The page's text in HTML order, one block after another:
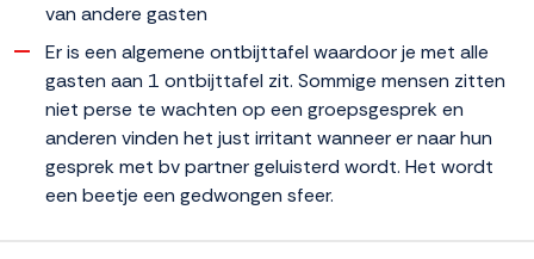
van andere gasten
Er is een algemene ontbijttafel waardoor je met alle
gasten aan 1 ontbijttafel zit. Sommige mensen zitten
niet perse te wachten op een groepsgesprek en
anderen vinden het just irritant wanneer er naar hun
gesprek met bv partner geluisterd wordt. Het wordt
een beetje een gedwongen sfeer.